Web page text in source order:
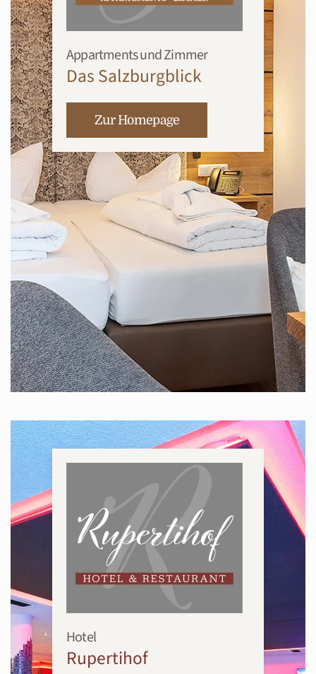
Appartments und Zimmer
Das Salzburgblick
Zur Homepage
Hotel
Rupertihof